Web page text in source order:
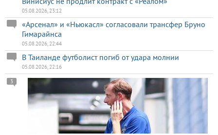
05.08.2026, 23:12
«Арсенал» и «Ньюкасл» согласовали трансфер Бруно
Гимарайнса
05.08.2026, 22:44
В Таиланде футболист погиб от удара молнии
05.08.2026, 22:16
3